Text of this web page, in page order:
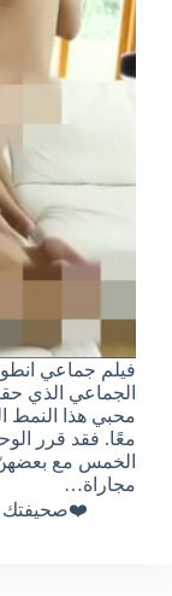
فيلم جماعي
الجماعي الذي
محبي هذا
معًا. فقد قرر
الخمس مع
مجاراة…
❤️صحيفتك